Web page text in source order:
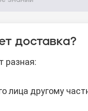
доставка?
разная:
лица другому